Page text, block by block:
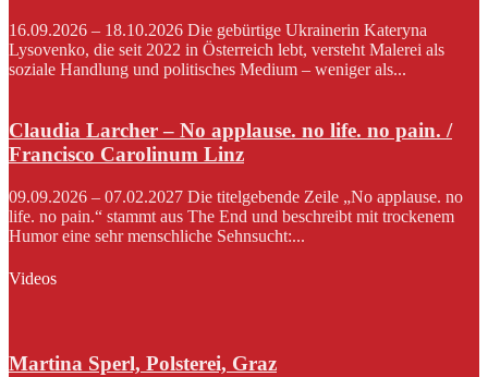
16.09.2026 – 18.10.2026 Die gebürtige Ukrainerin Kateryna
Lysovenko, die seit 2022 in Österreich lebt, versteht Malerei als
soziale Handlung und politisches Medium – weniger als...
Claudia Larcher – No applause. no life. no pain. /
Francisco Carolinum Linz
09.09.2026 – 07.02.2027 Die titelgebende Zeile „No applause. no
life. no pain.“ stammt aus The End und beschreibt mit trockenem
Humor eine sehr menschliche Sehnsucht:...
Videos
Martina Sperl, Polsterei, Graz